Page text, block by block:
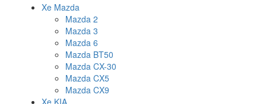
Xe Mazda
Mazda 2
Mazda 3
Mazda 6
Mazda BT50
Mazda CX-30
Mazda CX5
Mazda CX9